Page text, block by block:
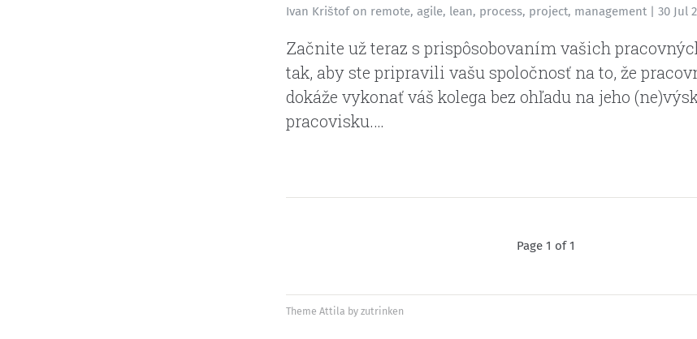
Ivan Krištofon remote, agile, lean, process, project, management | 30 Jul
Začnite už teraz s prispôsobovaním vašich
tak, aby ste pripravili vašu spoločnosť na to, že
dokáže vykonať váš kolega bez ohľadu na jeho
pracovisku.…
Page 1 of 1
Theme Attila by zutrinken